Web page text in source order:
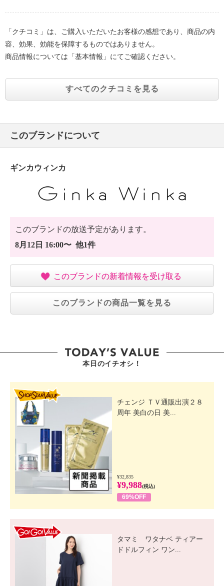
「クチコミ」は、ご購入いただいたお客様の感想であり、商品の内
容、効果、効能を保障するものではありません。
商品情報については「基本情報」にてご確認ください。
すべてのクチコミを見る
このブランドについて
ギンカウィンカ
このブランドの放送予定があります。
8月12日 16:00〜 他1件
このブランドの新着情報を受け取る
このブランドの商品一覧を見る
本日のイチオシ！
チェンジ ＴＶ通販出演２８
周年 美白の日 美...
¥32,835
¥9,988(税込)
69%OFF
タマミ ワタナベ ティアー
ドドルフィン ワン...